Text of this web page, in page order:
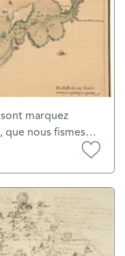
marquez
que nous fismes
les roches et